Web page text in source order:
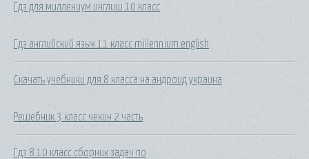
Гдз для миллениум инглиш 10 класс
Гдз английский язык 11 класс millennium english
Скачать учебники для 8 класса на андроид украина
Решебник 3 класс чекин 2 часть
Гдз 8 10 класс сборник задач по